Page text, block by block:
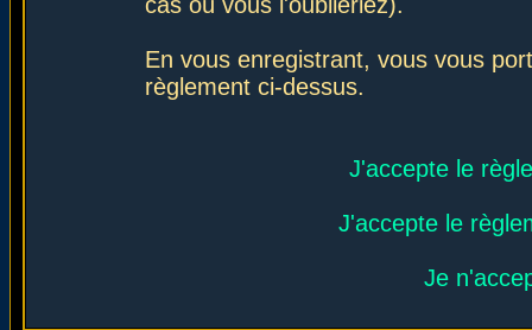
En vous enregistrant, vous vous
règlement ci-dessus.
J'accepte le
J'accepte le
Je